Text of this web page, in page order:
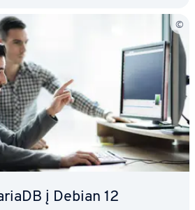
į Debian 12